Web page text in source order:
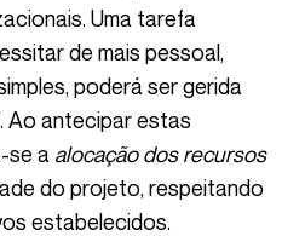
Uma tarefa
de mais pessoal,
poderá ser gerida
Ao antecipar estas
se a alocação dos recursos
do projeto, respeitando
estabelecidos.